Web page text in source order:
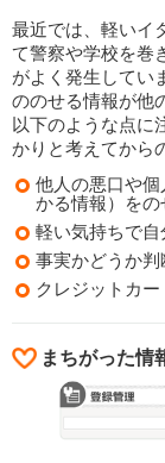
最近では、軽いイ
て警察や学校を巻
がよく発生してい
ののせる情報が他
以下のような点に
かりと考えてから
他人の悪口や
かる情報）をの
軽い気持ちで自
事実かどうか判
クレジットカ
まちがった情